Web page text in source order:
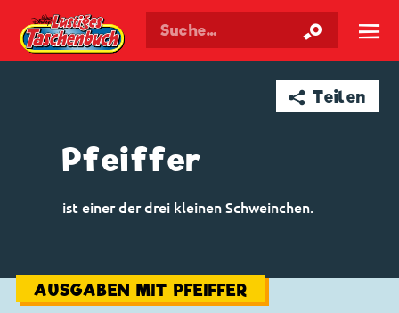
Walt Disneys Taschenbuch ☰
➦ Teilen
Pfeiffer
ist einer der drei kleinen Schweinchen.
AUSGABEN MIT PFEIFFER